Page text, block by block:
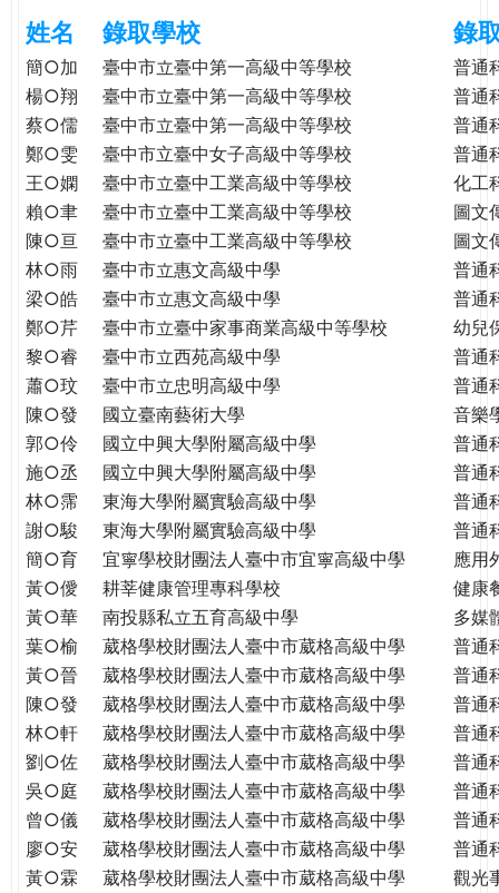
民。
WAGOR
TODAY
THE
WORLD
TOMORROW
PUTTING
YOU
ON
THE
PATH
GLOBAL
CITIZENSHIP
e
姓名 錄取學校 錄
簡○加 臺中市立臺中第一高級中等學校
普通
楊○翔
臺中市立臺中第一高級中等學校
普通
蔡○儒
臺中市立臺中第一高級中等學校
普通
鄭○雯
臺中市立臺中女子高級中等學校
普通
王○嫻
臺中市立臺中工業高級中等學校
化工
賴○聿
臺中市立臺中工業高級中等學校
圖文
陳○亘
臺中市立臺中工業高級中等學校
圖文
林○雨
臺中市立惠文高級中學
普通
梁○皓
臺中市立惠文高級中學
普通
鄭○芹
臺中市立臺中家事商業高級中等學校
幼兒
黎○睿
臺中市立西苑高級中學
普通
蕭○玟
臺中市立忠明高級中學
普通
陳○發
國立臺南藝術大學
音樂
郭○伶
國立中興大學附屬高級中學
普通
施○丞
國立中興大學附屬高級中學
普通
林○霈
東海大學附屬實驗高級中學
普通
謝○駿
東海大學附屬實驗高級中學
普通
簡○育
宜寧學校財團法人臺中市宜寧高級中學
應用
黃○僾
耕莘健康管理專科學校
健康
黃○華
南投縣私立五育高級中學
多媒
葉○榆
葳格學校財團法人臺中市葳格高級中學
普通
黃○晉
葳格學校財團法人臺中市葳格高級中學
普通
陳○發
葳格學校財團法人臺中市葳格高級中學
普通
林○軒
葳格學校財團法人臺中市葳格高級中學
普通
劉○佐
葳格學校財團法人臺中市葳格高級中學
普通
吳○庭
葳格學校財團法人臺中市葳格高級中學
普通
曾○儀
葳格學校財團法人臺中市葳格高級中學
普通
廖○安
葳格學校財團法人臺中市葳格高級中學
普通
黃○霖
葳格學校財團法人臺中市葳格高級中學
觀光